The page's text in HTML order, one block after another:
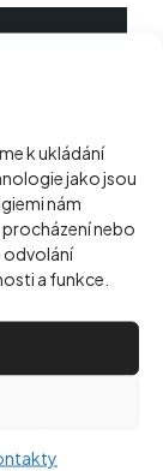
k ukládání
jako jsou
nám
nebo
odvolání
a funkce.
pro
republice.